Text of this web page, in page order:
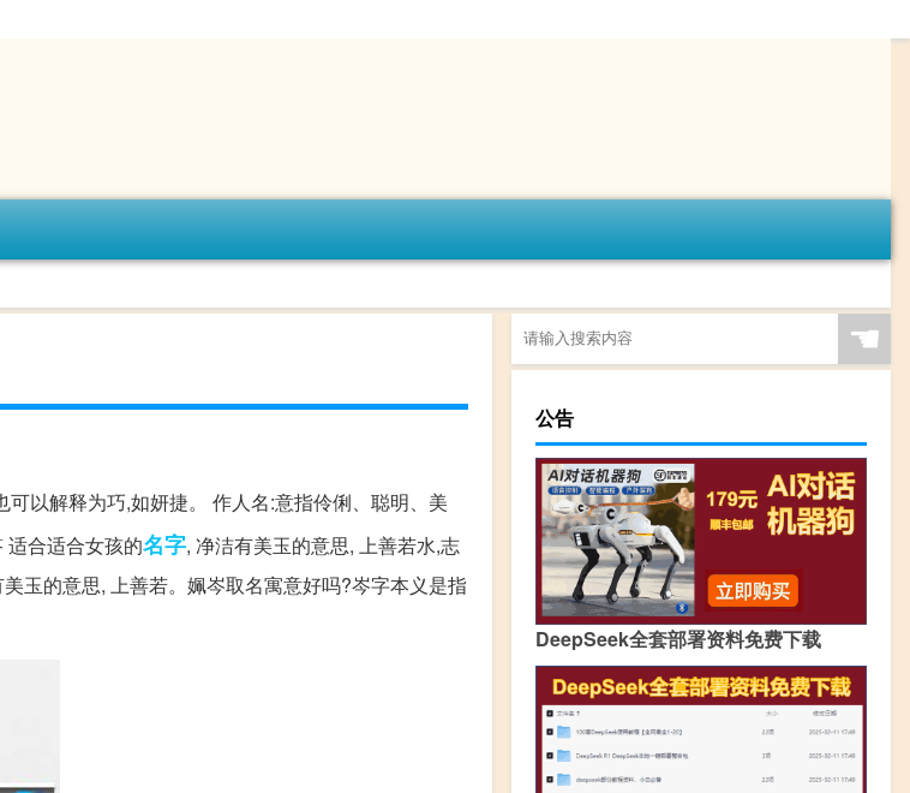
以解释为巧,如妍捷。 作人名:意指伶俐、聪明、美
合适合女孩的名字, 净洁有美玉的意思, 上善若水,志
玉的意思, 上善若。姵岑取名寓意好吗?岑字本义是指
☚
公告
DeepSeek全套部署资料免费下载